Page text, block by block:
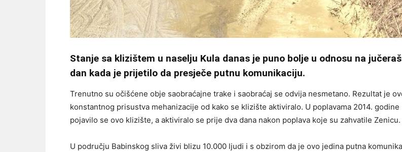
Stanje sa klizištem u naselju Kula danas je puno bolje u odnosu na
dan kada je prijetilo da presječe putnu komunikaciju.
Trenutno su očišćene obje saobraćajne trake i saobraćaj se odvija nesmetano. Rezultat je
konstantnog prisustva mehanizacije od kako se klizište aktiviralo. U poplavama 2014. godine
pojavilo se ovo klizište, a aktiviralo se prije dva dana nakon poplava koje su zahvatile Zenicu.
U području Babinskog sliva živi blizu 10.000 ljudi i s obzirom da je ovo jedina putna